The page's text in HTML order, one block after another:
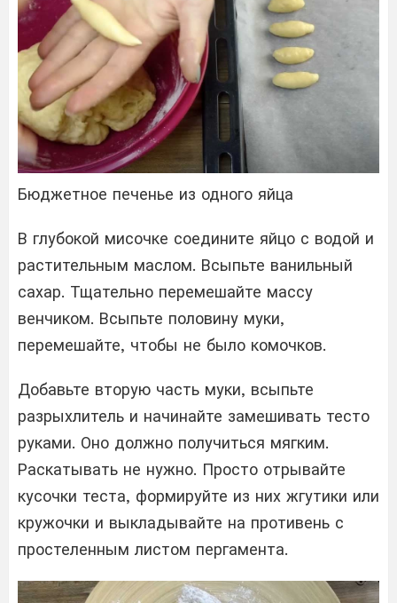
Бюджетное печенье из одного яйца
В глубокой мисочке соедините яйцо с водой и
растительным маслом. Всыпьте ванильный
сахар. Тщательно перемешайте массу
венчиком. Всыпьте половину муки,
перемешайте, чтобы не было комочков.
Добавьте вторую часть муки, всыпьте
разрыхлитель и начинайте замешивать тесто
руками. Оно должно получиться мягким.
Раскатывать не нужно. Просто отрывайте
кусочки теста, формируйте из них жгутики или
кружочки и выкладывайте на противень с
простеленным листом пергамента.